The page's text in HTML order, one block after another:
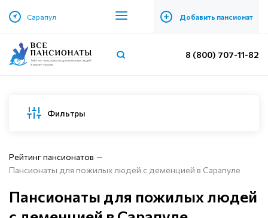
Сарапул + Добавить пансионат
8 (800) 707-11-82
Фильтры
Рейтинг пансионатов
Пансионаты для пожилых людей с деменцией в Сарапуле
Пансионаты для пожилых людей